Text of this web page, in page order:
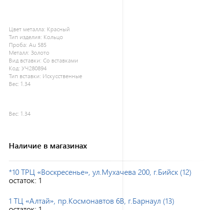
Цвет металла: Красный
Тип изделия: Кольцо
Проба: Au 585
Металл: Золото
Вид вставки: Со вставками
Код: УЧ280894
Тип вставки: Искусственные
Вес: 1.34
Вес: 1.34
Наличие в магазинах
*10 ТРЦ «Воскресенье», ул.Мухачева 200, г.Бийск (12)
остаток: 1
1 ТЦ «Алтай», пр.Космонавтов 6В, г.Барнаул (13)